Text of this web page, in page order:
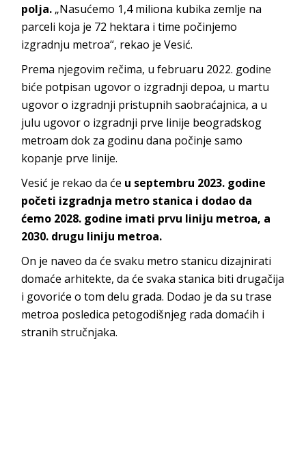
polja. „Nasućemo 1,4 miliona kubika zemlje na
parceli koja je 72 hektara i time počinjemo
izgradnju metroa“, rekao je Vesić.
Prema njegovim rečima, u februaru 2022. godine
biće potpisan ugovor o izgradnji depoa, u martu
ugovor o izgradnji pristupnih saobraćajnica, a u
julu ugovor o izgradnji prve linije beogradskog
metroam dok za godinu dana počinje samo
kopanje prve linije.
Vesić je rekao da će u septembru 2023. godine
početi izgradnja metro stanica i dodao da
ćemo 2028. godine imati prvu liniju metroa, a
2030. drugu liniju metroa.
On je naveo da će svaku metro stanicu dizajnirati
domaće arhitekte, da će svaka stanica biti drugačija
i govoriće o tom delu grada. Dodao je da su trase
metroa posledica petogodišnjeg rada domaćih i
stranih stručnjaka.